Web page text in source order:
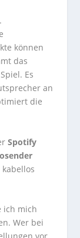
können
das
Es
an
die
Spotify
kabellos
ich mich
Wer bei